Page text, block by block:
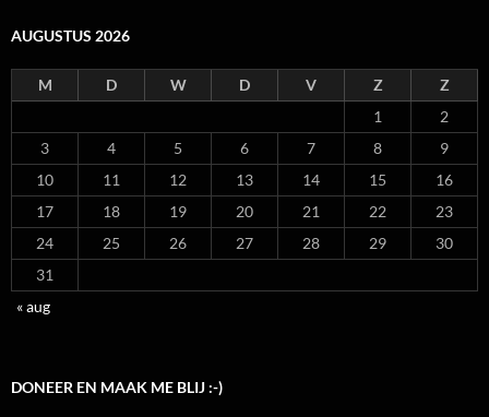
AUGUSTUS 2026
M D W D V Z
Z
1
2
3
4 5 6 7 8
9
10
11 12 13 14 15
16
17
18 19 20 21 22
23
24
25 26 27 28 29
30
31
« aug
DONEER EN MAAK ME BLIJ :-)